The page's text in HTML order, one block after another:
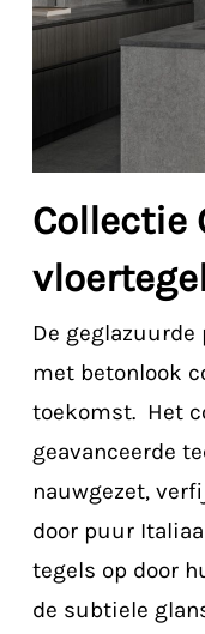
Collectie
De geglazuurde
met betonlook
toekomst. Het
geavanceerde
nauwgezet,
door puur
tegels op door
de subtiele